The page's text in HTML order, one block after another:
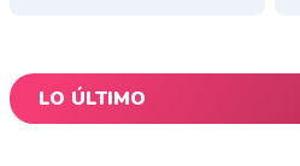
LO ÚLTIMO